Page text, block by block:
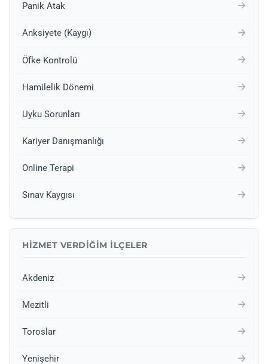
Panik Atak
Anksiyete (Kaygı)
Öfke Kontrolü
Hamilelik Dönemi
Uyku Sorunları
Kariyer Danışmanlığı
Online Terapi
Sınav Kaygısı
HIZMET VERDIĞIM İLÇELER
Akdeniz
Mezitli
Toroslar
Yenişehir